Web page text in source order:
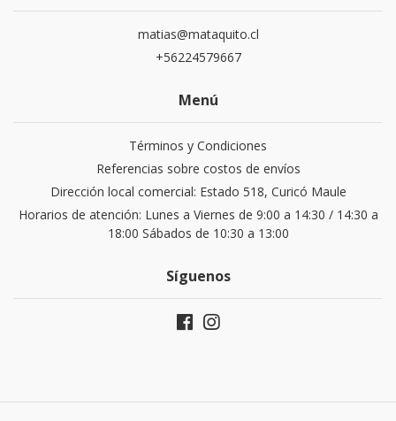
matias@mataquito.cl
+56224579667
Menú
Términos y Condiciones
Referencias sobre costos de envíos
Dirección local comercial: Estado 518, Curicó Maule
Horarios de atención: Lunes a Viernes de 9:00 a 14:30 / 14:30 a
18:00 Sábados de 10:30 a 13:00
Síguenos